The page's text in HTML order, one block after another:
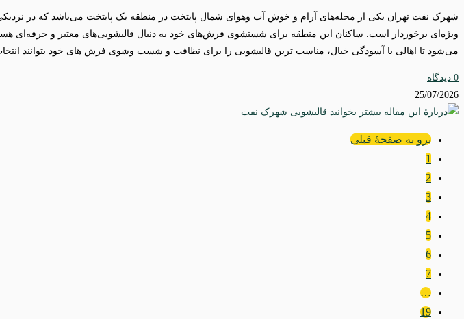
شهرک نفت تهران یکی از محله‌های آرام و خوش‌ آب‌ وهوای شمال پایتخت در منطقه یک پایتخت می‌باشد که در
ویژه‌ای برخوردار است. ساکنان این منطقه برای شستشوی فرش‌های خود به دنبال قالیشویی‌های معتبر و حرفه‌ای
می‌شود تا اهالی با آسودگی خیال، مناسب‌ ترین قالیشویی را برای نظافت و شست‌ وشوی فرش‌ های خود بتوانند
0 دیدگاه
25/07/2026
برو به صفحۀ قبلی
1
2
3
4
5
6
7
…
19